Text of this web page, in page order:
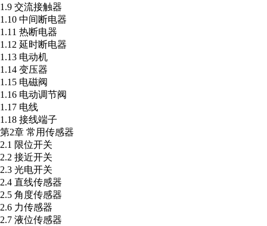
1.9 交流接触器
1.10 中间断电器
1.11 热断电器
1.12 延时断电器
1.13 电动机
1.14 变压器
1.15 电磁阀
1.16 电动调节阀
1.17 电线
1.18 接线端子
第2章 常用传感器
2.1 限位开关
2.2 接近开关
2.3 光电开关
2.4 直线传感器
2.5 角度传感器
2.6 力传感器
2.7 液位传感器